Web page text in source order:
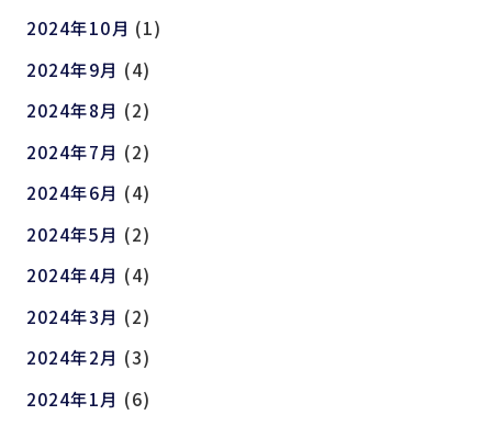
2024年10月 (1)
2024年9月 (4)
2024年8月 (2)
2024年7月 (2)
2024年6月 (4)
2024年5月 (2)
2024年4月 (4)
2024年3月 (2)
2024年2月 (3)
2024年1月 (6)